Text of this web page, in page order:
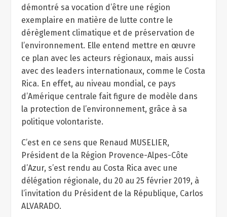
démontré sa vocation d’être une région
exemplaire en matière de lutte contre le
dérèglement climatique et de préservation de
l’environnement. Elle entend mettre en œuvre
ce plan avec les acteurs régionaux, mais aussi
avec des leaders internationaux, comme le Costa
Rica. En effet, au niveau mondial, ce pays
d’Amérique centrale fait figure de modèle dans
la protection de l’environnement, grâce à sa
politique volontariste.
C’est en ce sens que Renaud MUSELIER,
Président de la Région Provence-Alpes-Côte
d’Azur, s’est rendu au Costa Rica avec une
délégation régionale, du 20 au 25 février 2019, à
l’invitation du Président de la République, Carlos
ALVARADO.